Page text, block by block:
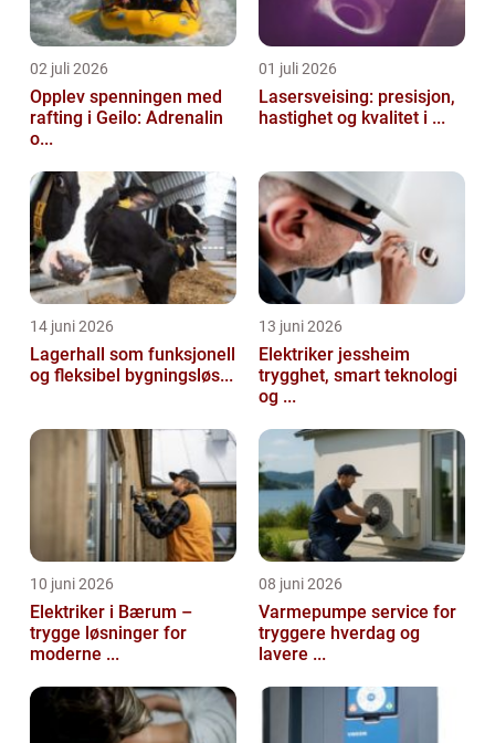
02 juli 2026
Opplev spenningen med
rafting i Geilo: Adrenalin
o...
01 juli 2026
Lasersveising: presisjon,
hastighet og kvalitet i ...
14 juni 2026
Lagerhall som funksjonell
og fleksibel bygningsløs...
13 juni 2026
Elektriker jessheim
trygghet, smart teknologi
og ...
10 juni 2026
Elektriker i Bærum –
trygge løsninger for
moderne ...
08 juni 2026
Varmepumpe service for
tryggere hverdag og
lavere ...